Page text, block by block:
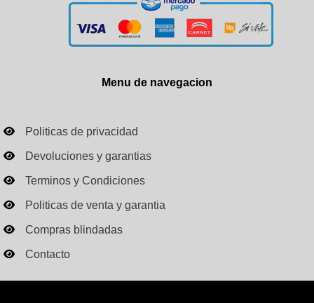
Menu de navegacion
Politicas de privacidad
Devoluciones y garantias
Terminos y Condiciones
Politicas de venta y garantia
Compras blindadas
Contacto